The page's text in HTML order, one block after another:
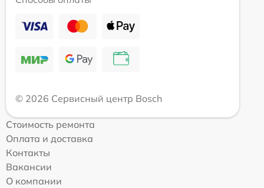
© 2026 Сервисный центр Bosch
Стоимость ремонта
Оплата и доставка
Контакты
Вакансии
О компании